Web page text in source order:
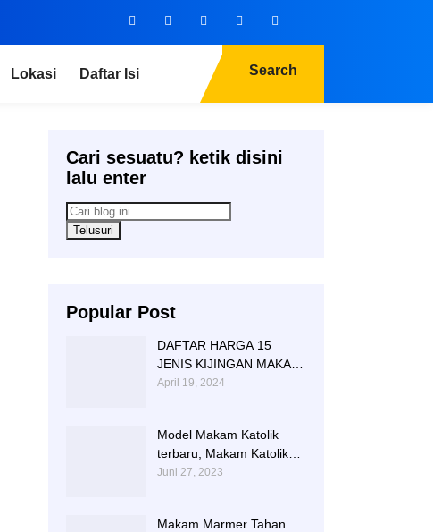
Lokasi Daftar Isi Search
Cari sesuatu? ketik disini
lalu enter
Popular Post
DAFTAR HARGA 15
JENIS KIJINGAN MAKAM
MARMER GRANITE
April 19, 2024
Model Makam Katolik
terbaru, Makam Katolik
Granit, Contoh Makam
Juni 27, 2023
Makam Marmer Tahan